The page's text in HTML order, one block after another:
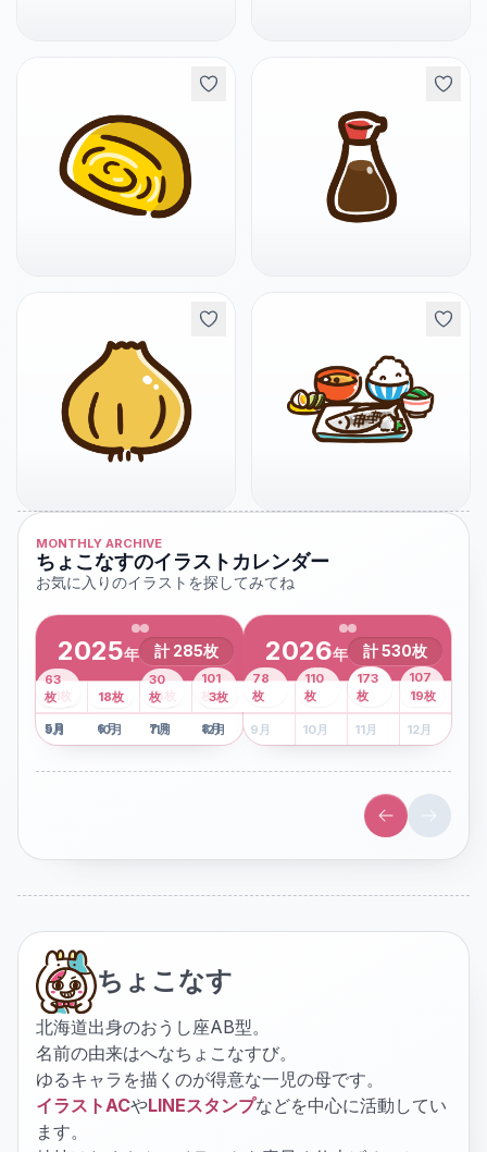
MONTHLY ARCHIVE
ちょこなすのイラストカレンダー
お気に入りのイラストを探してみてね
2025年 計 285枚
1月
2枚 2月 3月 4月
8枚
5月
41 枚
6月
13枚
7月
6枚
8月
101
枚
9月
63
枚
10月
18枚
11月
30
枚
12月
3枚
2026年 計530枚
1月 2月 3月
43
枚
4月
107
枚
5 月
78
枚
6月
110
枚
7月
173
枚
8月
19枚
9 月 10月 11月 12月
ちょこなす
北海道出身のおうし座AB型。
名前の由来はへなちょこなすび。
ゆるキャラを描くのが得意な一児の母です。
イラストACやLINEスタンプなどを中心に活動してい
ます。